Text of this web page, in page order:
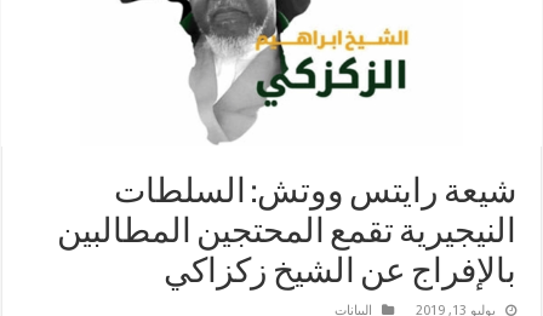
شيعة رايتس ووتش: السلطات
النيجيرية تقمع المحتجين المطالبين
بالإفراج عن الشيخ زكزاكي
يوليو 13, 2019 البیانات